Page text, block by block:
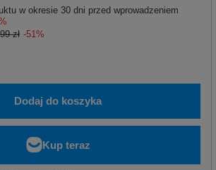
w okresie 30 dni przed wprowadzeniem
zł -51%
Dodaj do koszyka